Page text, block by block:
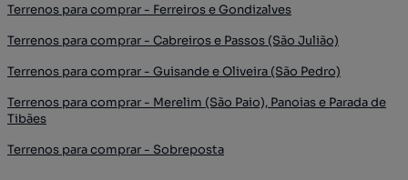
Terrenos para comprar - Ferreiros e Gondizalves
Terrenos para comprar - Cabreiros e Passos (São Julião)
Terrenos para comprar - Guisande e Oliveira (São Pedro)
Terrenos para comprar - Merelim (São Paio), Panoias e Parada de
Tibães
Terrenos para comprar - Sobreposta